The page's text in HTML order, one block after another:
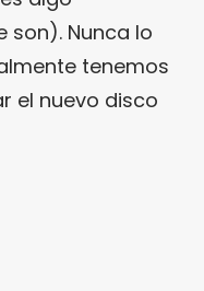
son). Nunca lo
tenemos
el nuevo disco